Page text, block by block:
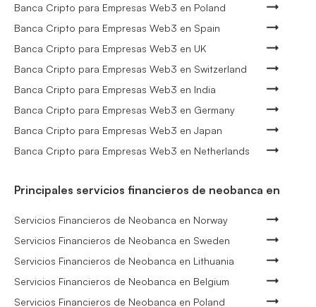
Banca Cripto para Empresas Web3 en Poland
Banca Cripto para Empresas Web3 en Spain
Banca Cripto para Empresas Web3 en UK
Banca Cripto para Empresas Web3 en Switzerland
Banca Cripto para Empresas Web3 en India
Banca Cripto para Empresas Web3 en Germany
Banca Cripto para Empresas Web3 en Japan
Banca Cripto para Empresas Web3 en Netherlands
Principales servicios financieros de neobanca en
Servicios Financieros de Neobanca en Norway
Servicios Financieros de Neobanca en Sweden
Servicios Financieros de Neobanca en Lithuania
Servicios Financieros de Neobanca en Belgium
Servicios Financieros de Neobanca en Poland